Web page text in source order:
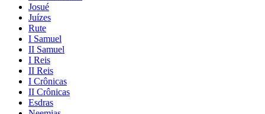
Josué
Juízes
Rute
I Samuel
II Samuel
I Reis
II Reis
I Crônicas
II Crônicas
Esdras